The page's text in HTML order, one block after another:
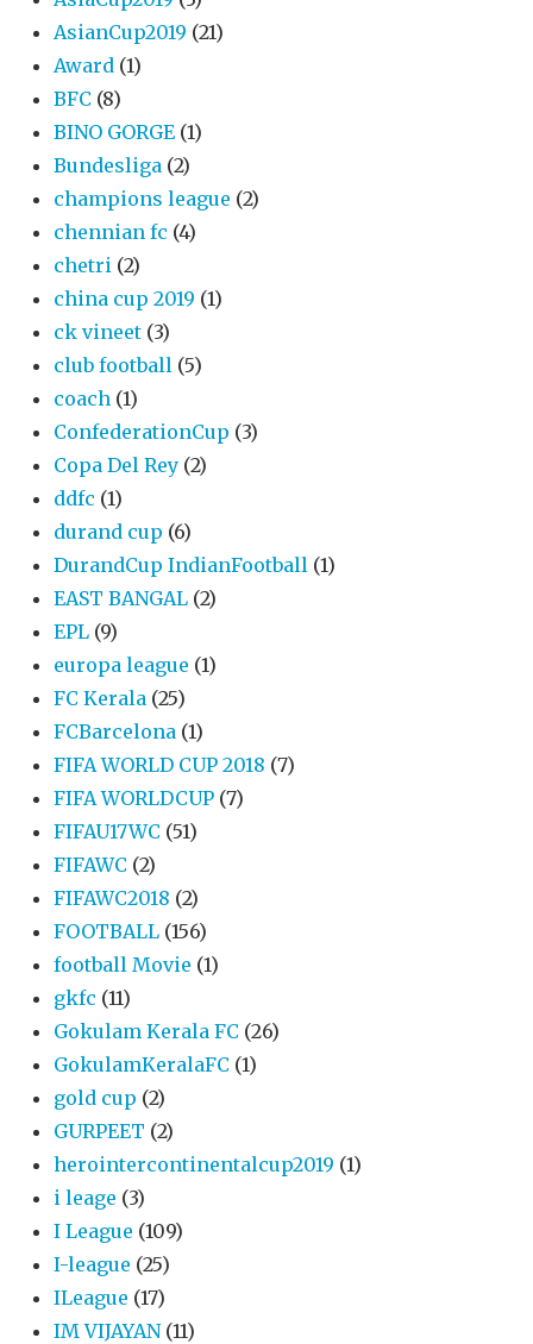
AsianCup2019 (21)
Award (1)
BFC (8)
BINO GORGE (1)
Bundesliga (2)
champions league (2)
chennian fc (4)
chetri (2)
china cup 2019 (1)
ck vineet (3)
club football (5)
coach (1)
ConfederationCup (3)
Copa Del Rey (2)
ddfc (1)
durand cup (6)
DurandCup IndianFootball (1)
EAST BANGAL (2)
EPL (9)
europa league (1)
FC Kerala (25)
FCBarcelona (1)
FIFA WORLD CUP 2018 (7)
FIFA WORLDCUP (7)
FIFAU17WC (51)
FIFAWC (2)
FIFAWC2018 (2)
FOOTBALL (156)
football Movie (1)
gkfc (11)
Gokulam Kerala FC (26)
GokulamKeralaFC (1)
gold cup (2)
GURPEET (2)
herointercontinentalcup2019 (1)
i leage (3)
I League (109)
I-league (25)
ILeague (17)
IM VIJAYAN (11)